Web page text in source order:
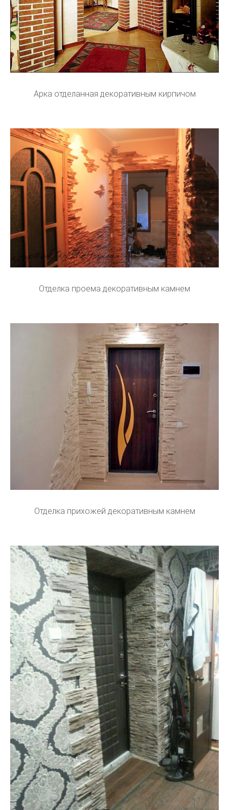
Арка отделанная декоративным кирпичом
Отделка проема декоративным камнем
Отделка прихожей декоративным камнем